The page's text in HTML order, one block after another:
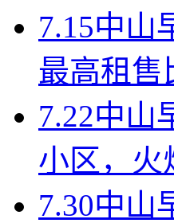
7.15中山
最高租售
7.22中山
小区，火
7.30中山